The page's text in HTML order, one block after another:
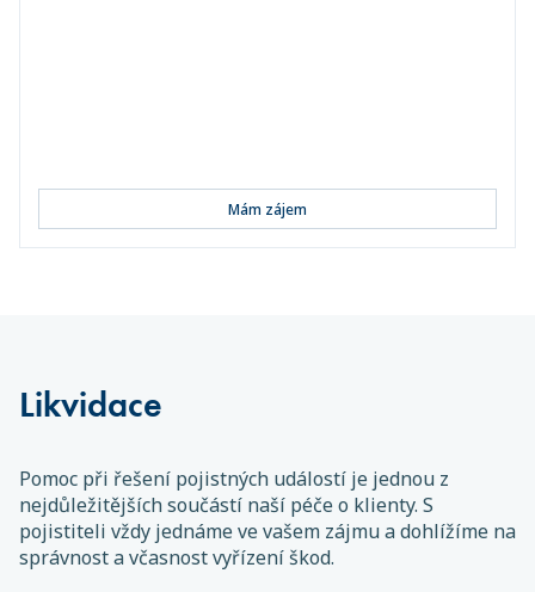
Mám zájem
Likvidace
Pomoc při řešení pojistných událostí je jednou z
nejdůležitějších součástí naší péče o klienty. S
pojistiteli vždy jednáme ve vašem zájmu a dohlížíme na
správnost a včasnost vyřízení škod.